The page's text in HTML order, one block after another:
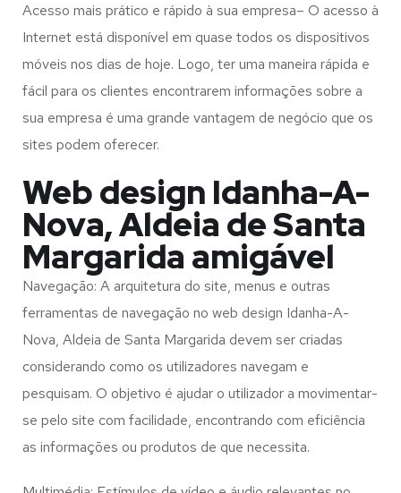
Acesso mais prático e rápido à sua empresa– O acesso à
Internet está disponível em quase todos os dispositivos
móveis nos dias de hoje. Logo, ter uma maneira rápida e
fácil para os clientes encontrarem informações sobre a
sua empresa é uma grande vantagem de negócio que os
sites podem oferecer.
Web design Idanha-A-
Nova, Aldeia de Santa
Margarida amigável
Navegação: A arquitetura do site, menus e outras
ferramentas de navegação no web design Idanha-A-
Nova, Aldeia de Santa Margarida devem ser criadas
considerando como os utilizadores navegam e
pesquisam. O objetivo é ajudar o utilizador a movimentar-
se pelo site com facilidade, encontrando com eficiência
as informações ou produtos de que necessita.